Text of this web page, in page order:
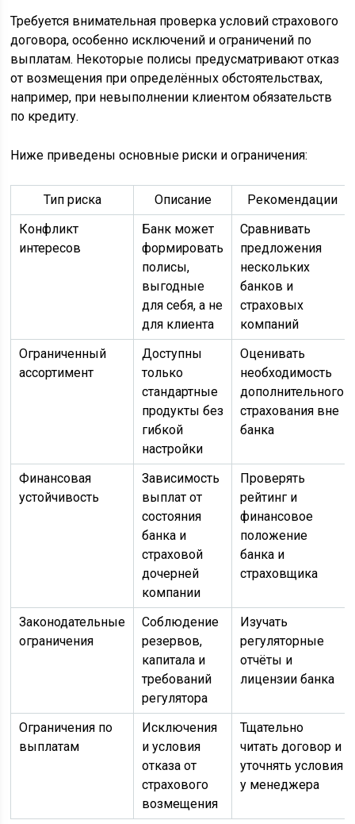
Требуется внимательная проверка условий страхового
договора, особенно исключений и ограничений по
выплатам. Некоторые полисы предусматривают отказ
от возмещения при определённых обстоятельствах,
например, при невыполнении клиентом обязательств
по кредиту.
Ниже приведены основные риски и ограничения:
Тип риска Описание
Рекомендации
Конфликт
интересов
Банк может
формировать
полисы,
выгодные
для себя, а не
для клиента
Сравнивать
предложения
нескольких
банков и
страховых
компаний
Ограниченный
ассортимент
Доступны
только
стандартные
продукты без
гибкой
настройки
Оценивать
необходимость
дополнительного
страхования вне
банка
Финансовая
устойчивость
Зависимость
выплат от
состояния
банка и
страховой
дочерней
компании
Проверять
рейтинг и
финансовое
положение
банка и
страховщика
Законодательные
ограничения
Соблюдение
резервов,
капитала и
требований
регулятора
Изучать
регуляторные
отчёты и
лицензии банка
Ограничения по
выплатам
Исключения
и условия
отказа от
страхового
возмещения
Тщательно
читать договор и
уточнять условия
у менеджера